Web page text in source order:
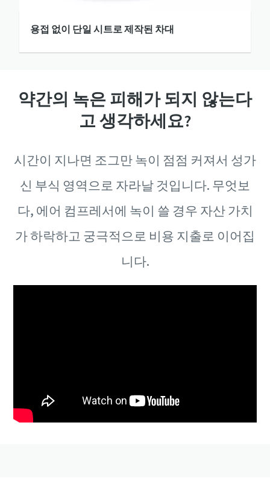
용접 없이 단일 시트로 제작된 차대
약간의 녹은 피해가 되지 않는다
고 생각하세요?
시간이 지나면 조그만 녹이 점점 커져서 성가
신 부식 영역으로 자라날 것입니다. 무엇보
다, 에어 컴프레서에 녹이 쓸 경우 자산 가치
가 하락하고 궁극적으로 비용 지출로 이어집
니다.